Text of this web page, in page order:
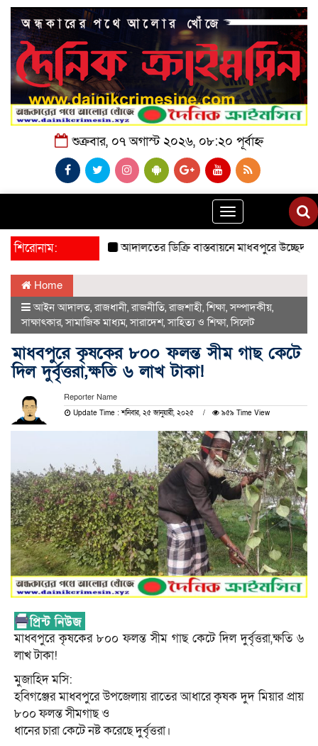
শুক্রবার, ০৭ অগাস্ট ২০২৬, ০৮:২০ পূর্বাহ্ন
Toggle
navigation
শিরোনাম: আদালতের ডিক্রি বাস্তবায়নে মাধবপুরে উচ্ছেদ অভিযান।
Home
আইন আদালত,রাজধানী,রাজনীতি,রাজশাহী,শিক্ষা,সম্পাদকীয়,
সাক্ষাৎকার,সামাজিক মাধ্যম,সারাদেশ,সাহিত্য ও শিক্ষা,সিলেট
মাধবপুরে কৃষকের ৮০০ ফলন্ত সীম গাছ কেটে
দিল দুর্বৃত্তরা,ক্ষতি ৬ লাখ টাকা!
Reporter Name
Update Time : শনিবার, ২৫ জানুয়ারী, ২০২৫ ৯৫৯ Time View
মাধবপুরে কৃষকের ৮০০ ফলন্ত সীম গাছ কেটে দিল দুর্বৃত্তরা,ক্ষতি ৬
লাখ টাকা!
মুজাহিদ মসি:
হবিগঞ্জের মাধবপুরে উপজেলায় রাতের আধারে কৃষক দুদ মিয়ার প্রায়
৮০০ ফলন্ত সীমগাছ ও
ধানের চারা কেটে নষ্ট করেছে দুর্বৃত্তরা।